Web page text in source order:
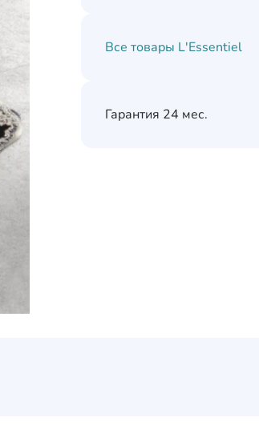
Все товары L'Essentiel
Гарантия 24 мес.